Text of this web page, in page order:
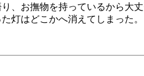
、お撫物を持っているから大
灯はどこかへ消えてしまった。